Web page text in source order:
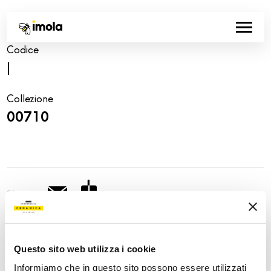
Questo sito web utilizza i cookie
Informiamo che in questo sito possono essere utilizzati
Codice
Collezione
00710
Share: